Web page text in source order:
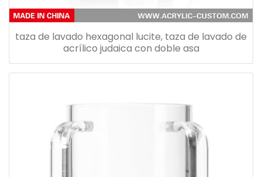
taza de lavado hexagonal lucite, taza de lavado de
acrílico judaica con doble asa